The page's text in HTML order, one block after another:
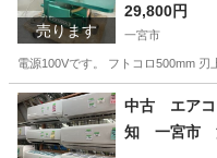
売ります
愛知県 一宮
務ヶ原 三重
29,800円
一宮市
電源100Vです。 フトコロ500mm
愛知 一宮市 その他
中古 エア
知 一宮市